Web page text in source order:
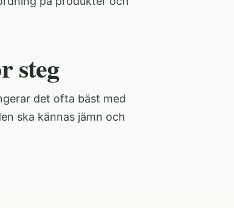
steg
det ofta bäst med
ska kännas jämn och